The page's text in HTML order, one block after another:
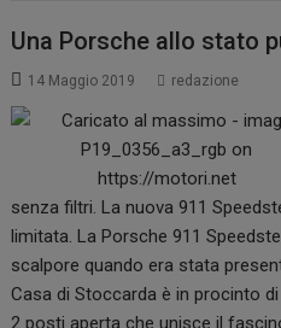
Una Porsche allo stato
14 Maggio 2019 redazione
senza filtri. La nuova 911
limitata. La Porsche 911
scalpore quando era stata
Casa di Stoccarda è in procinto
2 posti aperta che unisce il